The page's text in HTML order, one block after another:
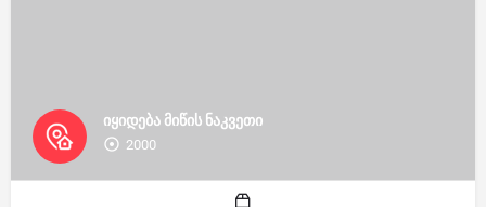
იყიდება მიწის ნაკვეთი
2000